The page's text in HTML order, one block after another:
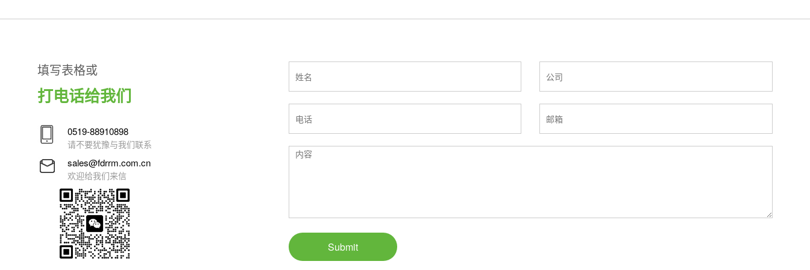
填写表格或
打电话给我们
0519-88910898
请不要犹豫与我们联系
sales@fdrrm.com.cn
欢迎给我们来信
Submit